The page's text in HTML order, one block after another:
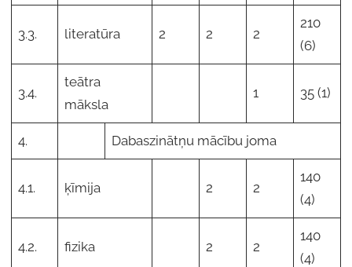
3.3. literatūra 2 2 2
210
(6)
3.4.
teātra
māksla
1 35 (1)
4. Dabaszinātņu mācību joma
4.1. ķīmija 2 2
140
(4)
4.2. fizika 2 2
140
(4)